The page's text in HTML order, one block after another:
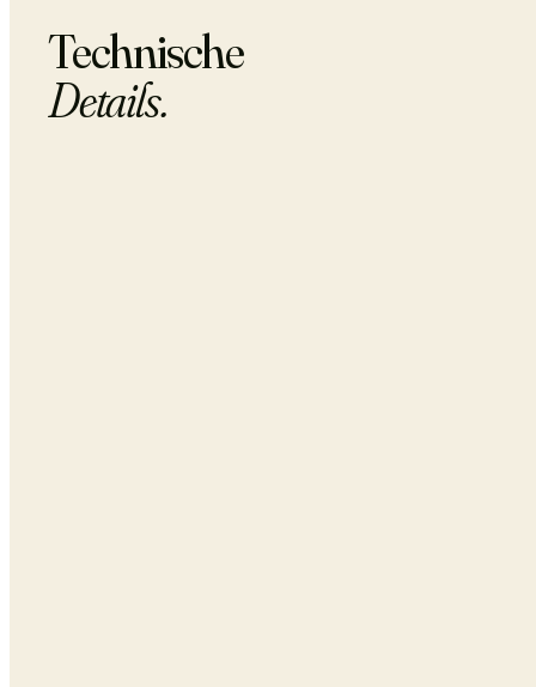
Technische
Details.